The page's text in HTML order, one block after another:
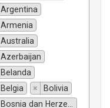
Argentina
Armenia
Australia
Azerbaijan
Belanda
Belgia ×
Bolivia
Bosnia dan Herzegovina